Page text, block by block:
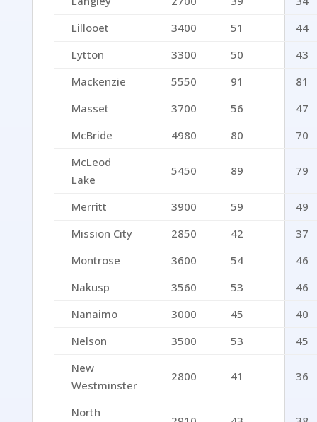
Lillooet
3400 51
44
Lytton
3300 50
43
Mackenzie
5550 91
81
Masset
3700 56
47
McBride
4980 80
70
McLeod
Lake
5450 89 79
Merritt 3900 59
49
Mission City
2850 42
37
Montrose
3600 54
46
Nakusp
3560 53
46
Nanaimo
3000 45
40
Nelson
3500 53
45
New
Westminster
2800 41 36
North